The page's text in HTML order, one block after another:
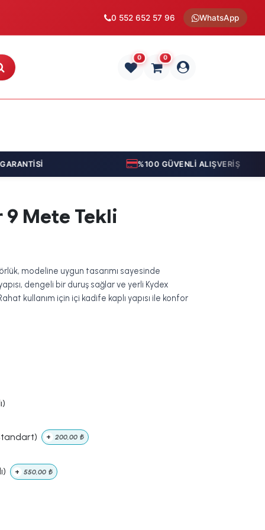
0 552 652 57 96 WhatsApp
0 0
%100 GÜVENLİ ALIŞVERİŞ
9 Mete Tekli
modeline uygun tasarımı sayesinde
dengeli bir duruş sağlar ve yerli Kydex
kullanım için içi kadife kaplı yapısı ile konfor
+ 200,00 ₺
+ 550,00 ₺